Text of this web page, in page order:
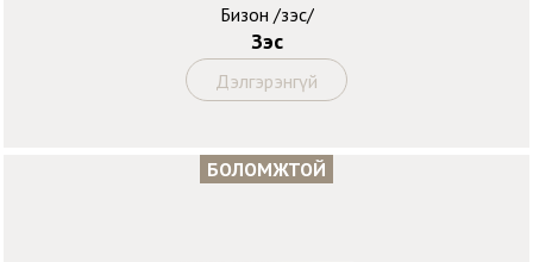
Бизон /зэс/
Зэс
Дэлгэрэнгүй
БОЛОМЖТОЙ